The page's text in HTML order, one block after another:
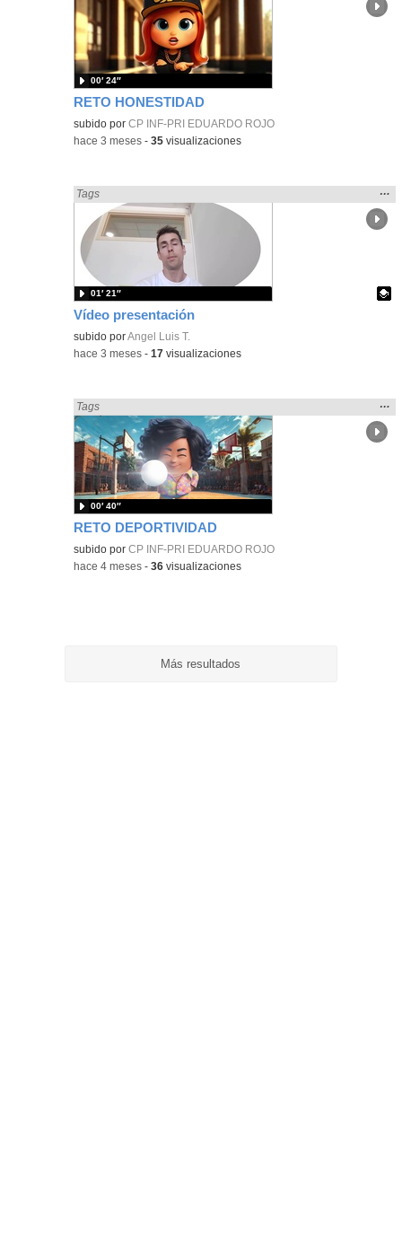
RETO HONESTIDAD
subido porCP INF-PRI EDUARDO ROJO
00′ 24″
-hace 3 meses -35 visualizaciones
Vídeo presentación
Encontrado «Metodologías Activas» en:
Tags
la
…
Contenido educativo.
subido porAngel Luis T.
01′ 21″
-hace 3 meses -17 visualizaciones
RETO DEPORTIVIDAD
Encontrado «Metodologías Activas» en:
Tags
la
…
subido porCP INF-PRI EDUARDO ROJO
00′ 40″
-hace 4 meses -36 visualizaciones
Más resultados